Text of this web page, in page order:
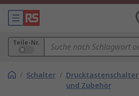
Teile-Nr.
/ Schalter / Drucktastenschalter
und Zubehör